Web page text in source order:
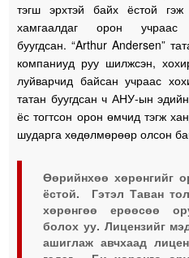
тэгш эрхтэй байх ёстой
хамгаалдаг орон
буугдсан. “Arthur Andersen”
компаниуд руу шилжсэн,
луйварчид байсан учраас
татан буугдсан ч АНУ-ын
ёс тогтсон орон өмчид тэгж
шударга хөдөлмөрөөр олсон
Өөрийнхөө хөрөнгийг
ёстой. Гэтэл Таван
хөрөнгөө ерөөсөө
болох уу. Лицензийг
ашиглаж авчхаад